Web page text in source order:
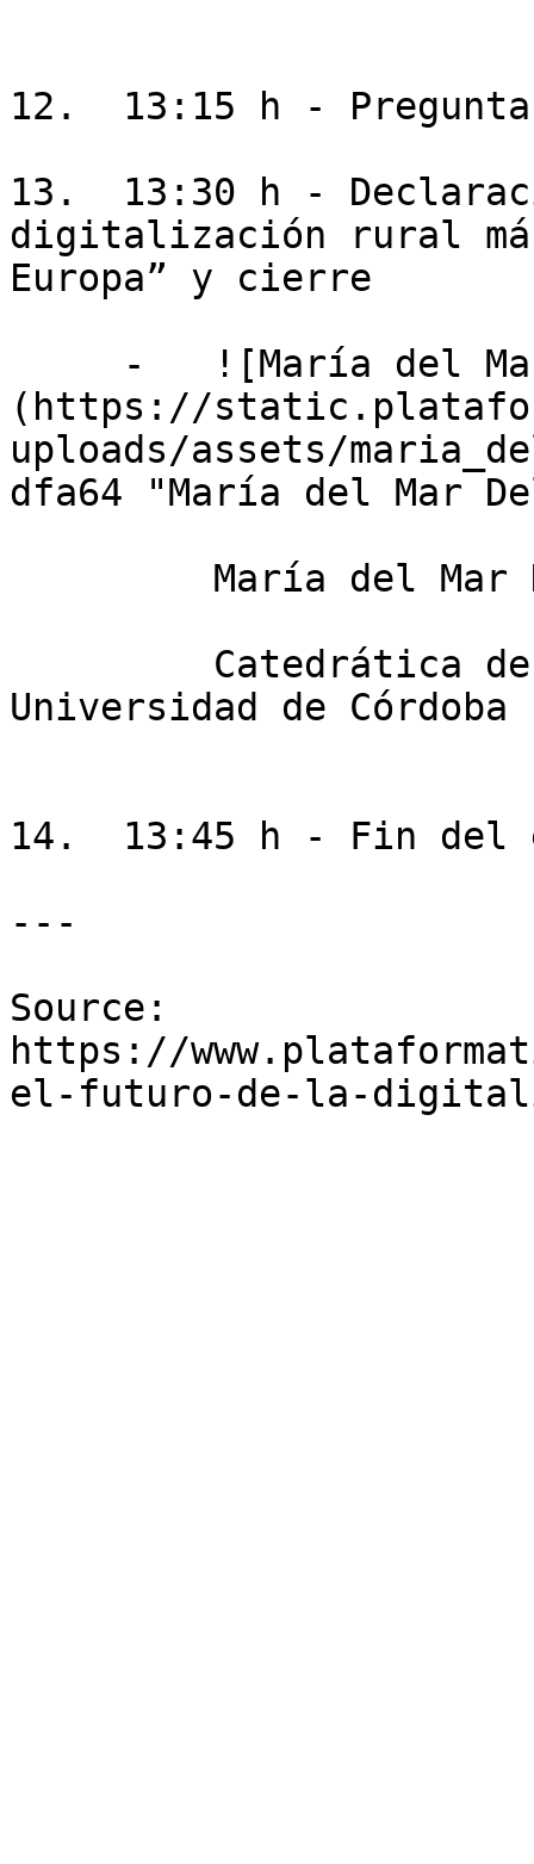
12.  13:15 h -
13.  13:30 h -
digitalización rural
Europa” y cierre
(https://
uploads/assets/
dfa64 "María del Mar
Universidad de Córdoba
14.  13:45 h - Fin del
---
Source:
https://